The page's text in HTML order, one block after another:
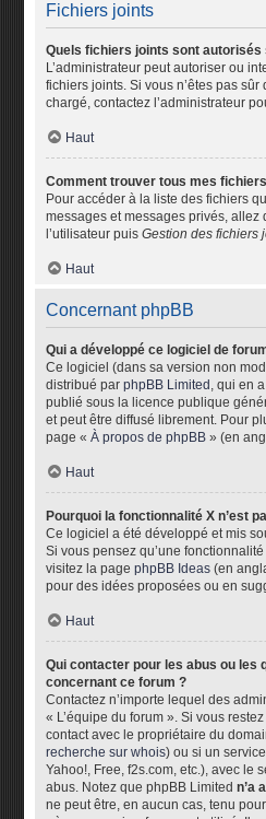
Fichiers joints
Quels fichiers joints sont autorisés
L’administrateur peut autoriser ou
fichiers joints. Si vous n’êtes pas
chargé, contactez l’administrateur
Haut
Comment trouver tous mes
Pour accéder à la liste des fichiers
messages et messages privés, allez
l’utilisateur puisGestion des fichiers
Haut
Concernant phpBB
Qui a développé ce logiciel de
Ce logiciel (dans sa version non
distribué parphpBB Limited , qui en
publié sous la licence publique
et peut être diffusé librement. Pour
page «À propos de phpBB » (en
Haut
Pourquoi la fonctionnalité X n’est
Ce logiciel a été développé et mis
Si vous pensez qu’une
visitez la pagephpBB Ideas (en
pour des idées proposées ou en
Haut
Qui contacter pour les abus ou les
concernant ce forum ?
Contactez n’importe lequel des
« L’équipe du forum ». Si vous
contact avec le propriétaire du
recherche sur whois) ou si un
Yahoo!, Free, f2s.com, etc.), avec le
abus. Notez que phpBB Limitedn’a
ne peut être, en aucun cas, tenu